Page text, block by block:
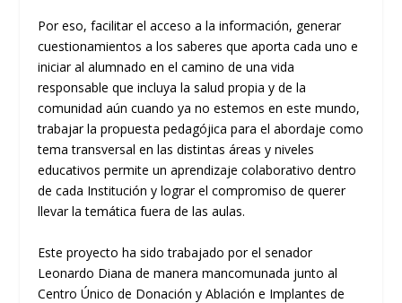
Por eso, facilitar el acceso a la información, generar
cuestionamientos a los saberes que aporta cada uno e
iniciar al alumnado en el camino de una vida
responsable que incluya la salud propia y de la
comunidad aún cuando ya no estemos en este mundo,
trabajar la propuesta pedagójica para el abordaje como
tema transversal en las distintas áreas y niveles
educativos permite un aprendizaje colaborativo dentro
de cada Institución y lograr el compromiso de querer
llevar la temática fuera de las aulas.
Este proyecto ha sido trabajado por el senador
Leonardo Diana de manera mancomunada junto al
Centro Único de Donación y Ablación e Implantes de